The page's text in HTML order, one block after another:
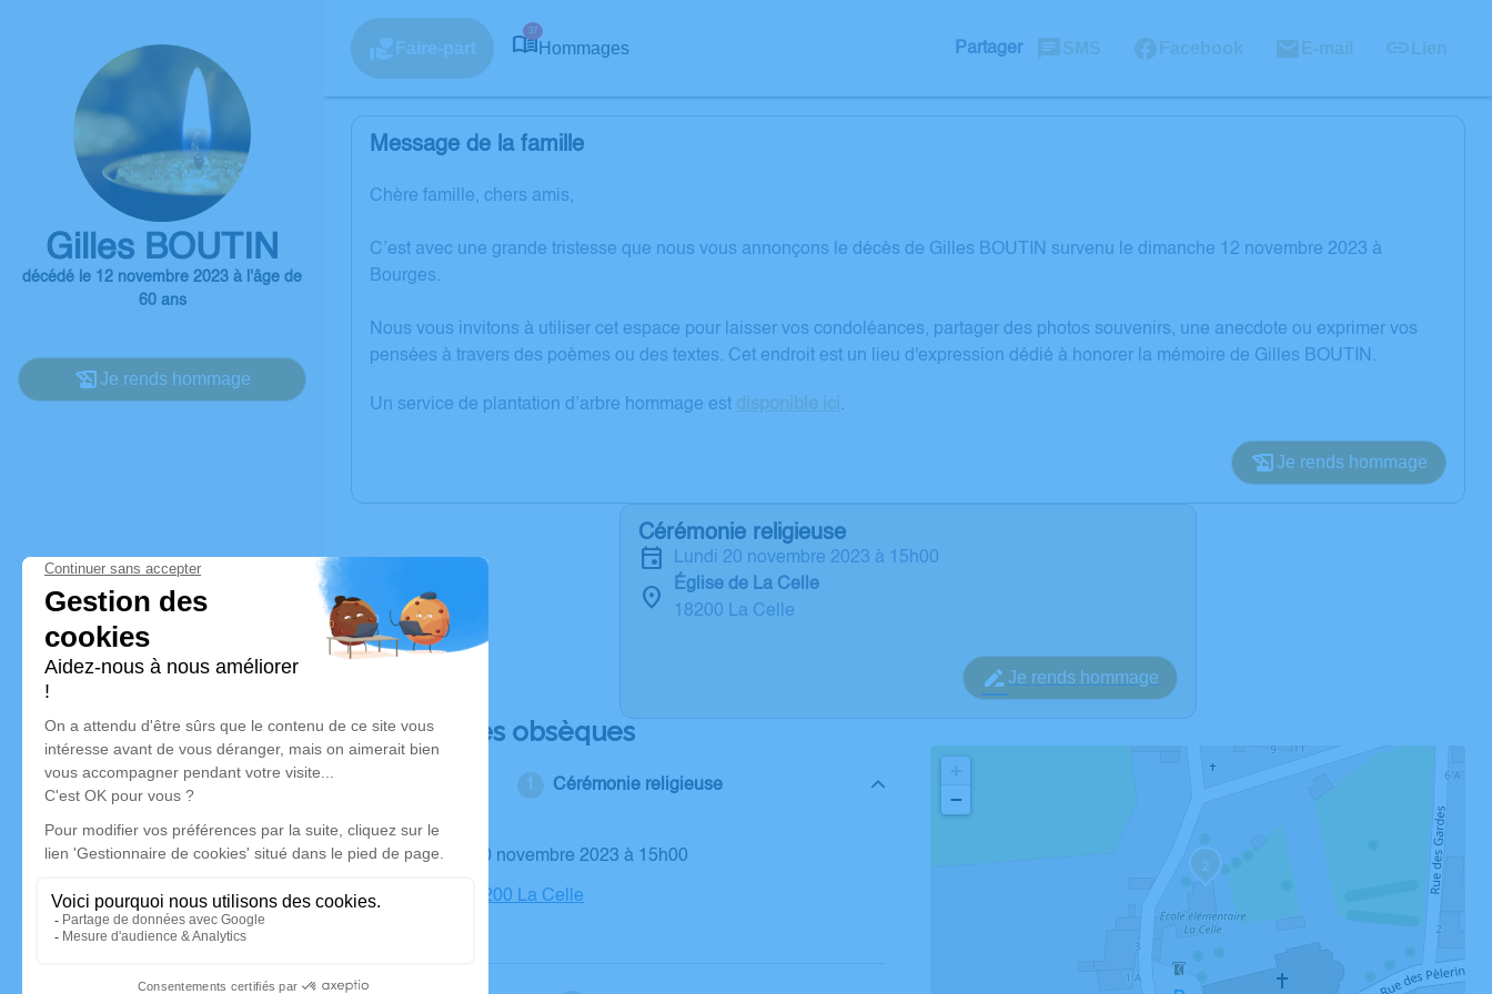
Gilles BOUTIN
décédé le 12 novembre 2023 à l'âge de
60 ans
Je rends hommage
Faire-part
37
Hommages Partager SMS Facebook E-mail Lien
Message de la famille
Chère famille, chers amis,
C’est avec une grande tristesse que nous vous annonçons le décès de Gilles BOUTIN survenu le dimanche 12 novembre 2023 à
Bourges.
Nous vous invitons à utiliser cet espace pour laisser vos condoléances, partager des photos souvenirs, une anecdote ou exprimer vos
pensées à travers des poèmes ou des textes. Cet endroit est un lieu d'expression dédié à honorer la mémoire de Gilles BOUTIN.
Un service de plantation d’arbre hommage est disponible ici .
Je rends hommage
Cérémonie religieuse
lundi 20 novembre 2023 à 15h00
Église de La Celle
18200 La Celle
Je rends hommage
Déroulé des obsèques
Cérémonie religieuse
Le lundi 20 novembre 2023 à 15h00
Église, 18200 La Celle
2
−